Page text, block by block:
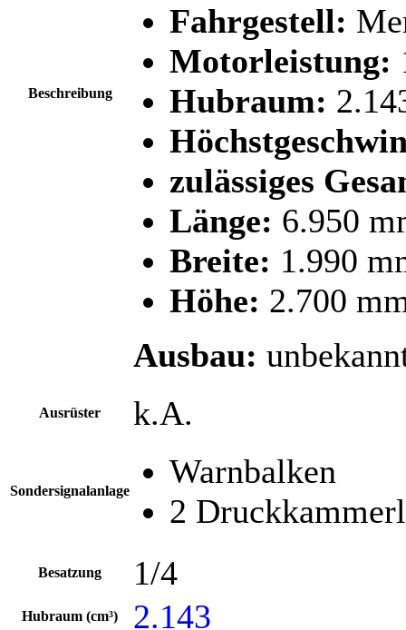
Beschreibung
Fahrgestell:
Motorleistung:
Hubraum:
zulässiges
Länge: 6.950
Breite: 1.990
Höhe: 2.700
Ausbau:
Ausrüster k.A.
Sondersignalanlage
Warnbalken
2
Besatzung 1/4
Hubraum (cm³) 2.143